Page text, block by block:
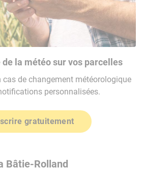
la météo sur vos parcelles
cas de changement météorologique
personnalisées.
gratuitement
Bâtie-Rolland